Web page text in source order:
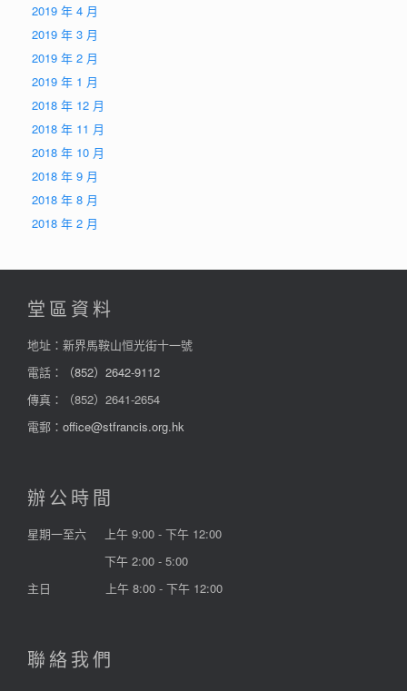
2019 年 4 月
2019 年 3 月
2019 年 2 月
2019 年 1 月
2018 年 12 月
2018 年 11 月
2018 年 10 月
2018 年 9 月
2018 年 8 月
2018 年 2 月
堂區資料
地址：新界馬鞍山恒光街十一號
電話：
（852）2642-9112
傳真：（852）2641-2654
電郵： office@stfrancis.org.hk
辦公時間
星期一至六
上午 9:00 - 下午 12:00
下午 2:00 - 5:00
主日
上午 8:00 - 下午 12:00
聯絡我們